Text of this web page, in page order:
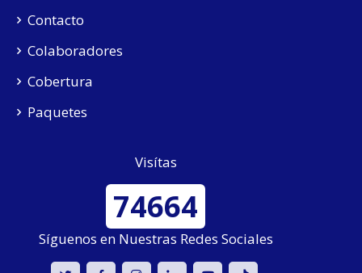
Contacto
Colaboradores
Cobertura
Paquetes
Visítas
74664
Síguenos en Nuestras Redes Sociales